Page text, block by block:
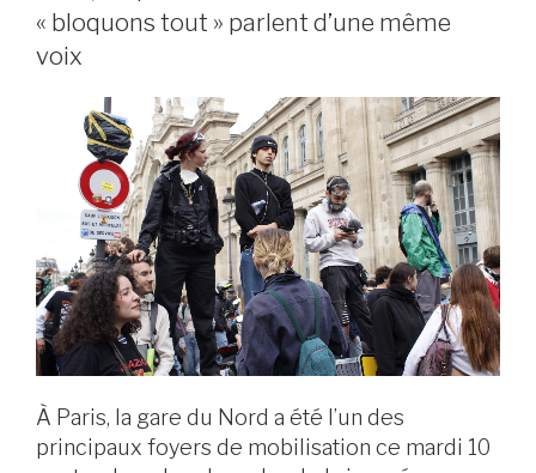
« bloquons tout » parlent d’une même
voix
À Paris, la gare du Nord a été l’un des
principaux foyers de mobilisation ce mardi 10